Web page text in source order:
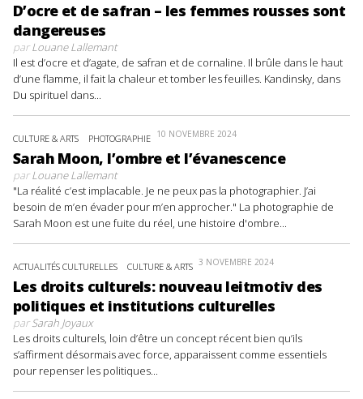
D’ocre et de safran – les femmes rousses sont
dangereuses
parLouane Lallemant
Il est d’ocre et d’agate, de safran et de cornaline. Il brûle dans le haut
d’une flamme, il fait la chaleur et tomber les feuilles. Kandinsky, dans
Du spirituel dans...
CULTURE & ARTS PHOTOGRAPHIE 10 NOVEMBRE 2024
Sarah Moon, l’ombre et l’évanescence
parLouane Lallemant
"La réalité c’est implacable. Je ne peux pas la photographier. J’ai
besoin de m’en évader pour m’en approcher." La photographie de
Sarah Moon est une fuite du réel, une histoire d'ombre...
ACTUALITÉS CULTURELLES CULTURE & ARTS 3 NOVEMBRE 2024
Les droits culturels: nouveau leitmotiv des
politiques et institutions culturelles
parSarah Joyaux
Les droits culturels, loin d’être un concept récent bien qu’ils
s’affirment désormais avec force, apparaissent comme essentiels
pour repenser les politiques...